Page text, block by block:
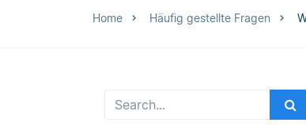
Home Häufig gestellte Fragen